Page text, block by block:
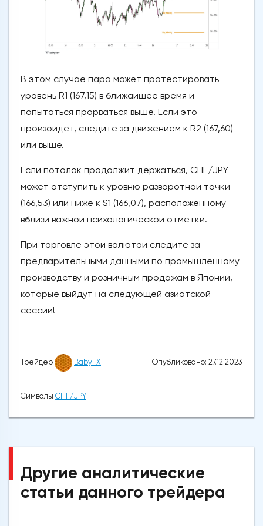
В этом случае пара может протестировать
уровень R1 (167,15) в ближайшее время и
попытаться прорваться выше. Если это
произойдет, следите за движением к R2 (167,60)
или выше.
Если потолок продолжит держаться, CHF/JPY
может отступить к уровню разворотной точки
(166,53) или ниже к S1 (166,07), расположенному
вблизи важной психологической отметки.
При торговле этой валютой следите за
предварительными данными по промышленному
производству и розничным продажам в Японии,
которые выйдут на следующей азиатской
сессии!
Трейдер BabyFX Опубликовано: 27.12.2023
Символы CHF/JPY
Другие аналитические
статьи данного трейдера